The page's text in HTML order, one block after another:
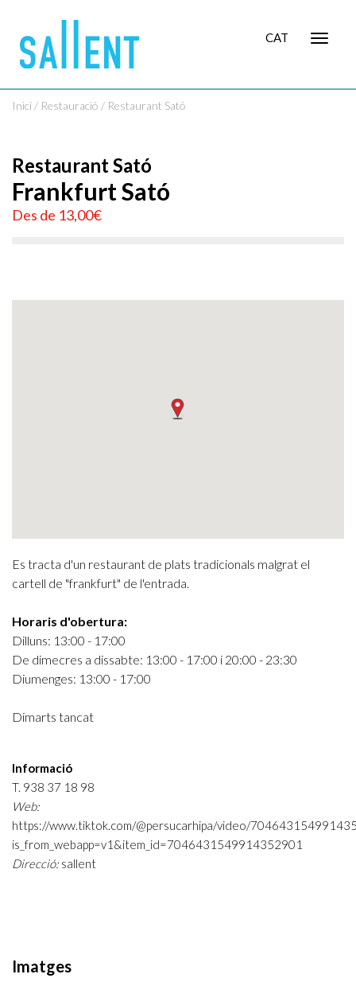
Toggle
CAT
Inici / Restauració / Restaurant Sató
Restaurant Sató
Frankfurt Sató
Des de 13,00€
Es tracta d'un restaurant de plats tradicionals malgrat el
cartell de "frankfurt" de l'entrada.
Horaris d'obertura:
Dilluns: 13:00 - 17:00
De dimecres a dissabte: 13:00 - 17:00 i 20:00 - 23:30
Diumenges: 13:00 - 17:00
Dimarts tancat
Informació
T. 938 37 18 98
Web:
https://www.tiktok.com/@persucarhipa/video/
is_from_webapp=v1&item_id=7046431549914352901
Direcció: sallent
Imatges